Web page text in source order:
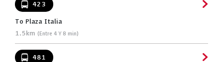
423
To Plaza Italia
1.5km (Entre 4 Y 8 min)
481